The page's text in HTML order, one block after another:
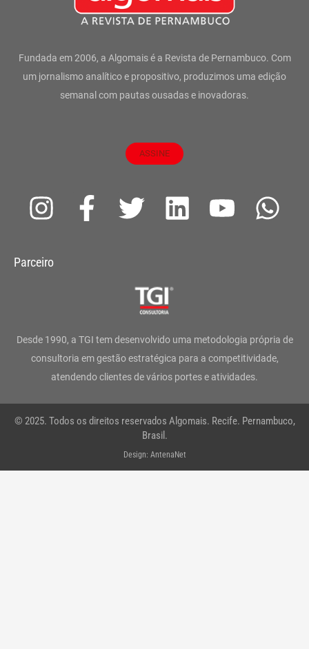
Fundada em 2006, a Algomais é a Revista de Pernambuco. Com
um jornalismo analítico e propositivo, produzimos uma edição
semanal com pautas ousadas e inovadoras.
ASSINE
I
s
g
r
a
m
F
a
o
o
k
-
T
t
e
r
L
d
i
n
Y
b
e
W
a
p
Parceiro
Desde 1990, a TGI tem desenvolvido uma metodologia própria de
consultoria em gestão estratégica para a competitividade,
atendendo clientes de vários portes e atividades.
© 2025. Todos os direitos reservados Algomais. Recife. Pernambuco,
Brasil.
Design: AntenaNet